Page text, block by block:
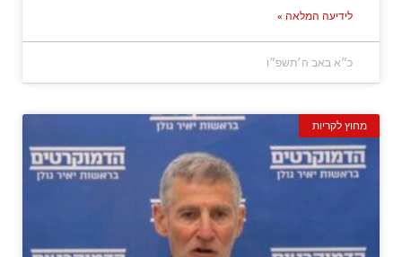
לידיעה המלאה »
כ״א באב ה׳תשפ״ו
מחוץ לקריות